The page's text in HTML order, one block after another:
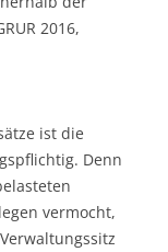
2016,
ist die
Denn
vermocht,